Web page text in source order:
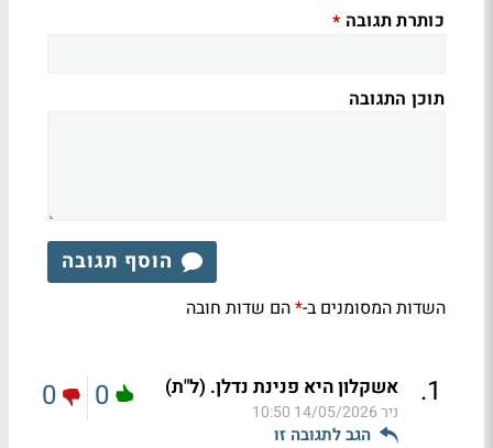
כותרת תגובה *
תוכן התגובה
הוסף תגובה
השדות המסומנים ב-*הם שדות חובה
1
. אשקלון היא פנינת נדלן. (ל"ת)
ניר14/05/2026 10:50
הגב לתגובה זו
0
0